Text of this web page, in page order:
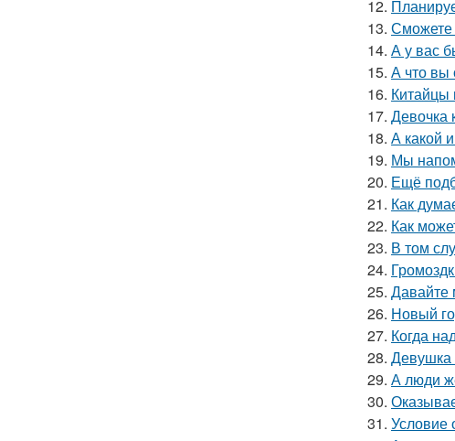
12.
13. Сможете
14. А у вас
15. А что вы
16. Китайцы
17. Девочка
18. А какой
19. Мы
20. Ещё
21. Как
22. Как
23. В том
24.
25. Давайте
26. Новый
27. Когда
28. Девушка
29. А люди
30.
31. Условие